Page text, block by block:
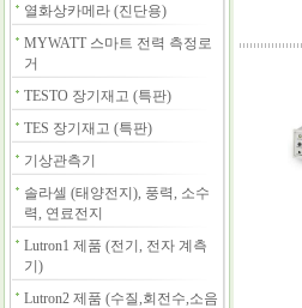
열화상카메라 (진단용)
MYWATT 스마트 전력 측정로
거
TESTO 장기재고 (특판)
TES 장기재고 (특판)
기상관측기
솔라셀 (태양전지), 풍력, 소수
력, 연료전지
Lutron1 제품 (전기, 전자 계측
기)
Lutron2 제품 (수질,회전수,소음